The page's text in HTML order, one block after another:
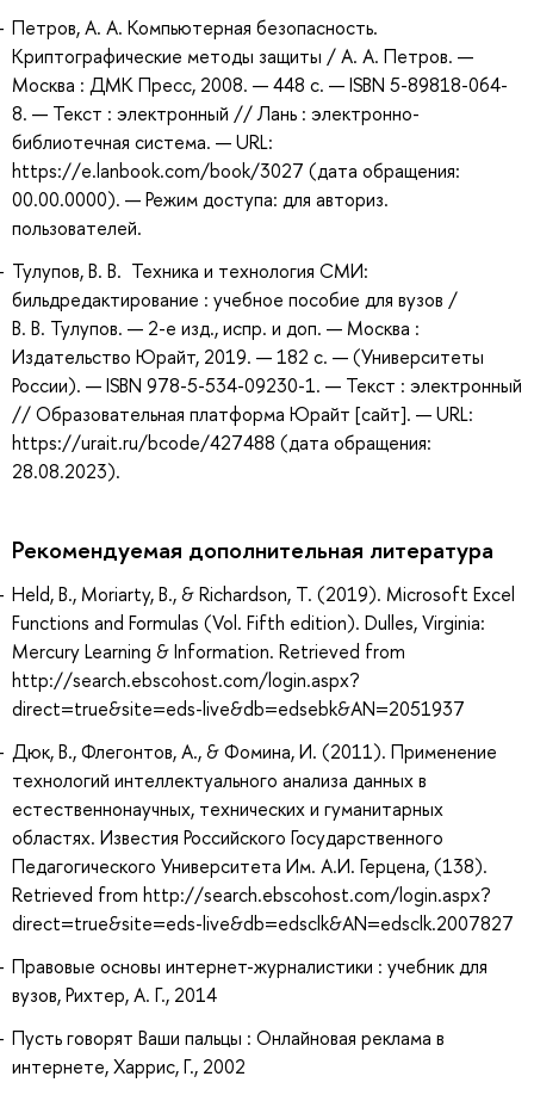
Петров, А. А. Компьютерная безопасность.
Криптографические методы защиты / А. А. Петров. —
Москва : ДМК Пресс, 2008. — 448 с. — ISBN 5-89818-064-
8. — Текст : электронный // Лань : электронно-
библиотечная система. — URL:
https://e.lanbook.com/book/3027 (дата обращения:
00.00.0000). — Режим доступа: для авториз.
пользователей.
Тулупов, В. В. Техника и технология СМИ:
бильдредактирование : учебное пособие для вузов /
В. В. Тулупов. — 2-е изд., испр. и доп. — Москва :
Издательство Юрайт, 2019. — 182 с. — (Университеты
России). — ISBN 978-5-534-09230-1. — Текст : электронный
// Образовательная платформа Юрайт [сайт]. — URL:
https://urait.ru/bcode/427488 (дата обращения:
28.08.2023).
Рекомендуемая дополнительная литература
Held, B., Moriarty, B., & Richardson, T. (2019). Microsoft Excel
Functions and Formulas (Vol. Fifth edition). Dulles, Virginia:
Mercury Learning & Information. Retrieved from
http://search.ebscohost.com/login.aspx?
direct=true&site=eds-live&db=edsebk&AN=2051937
Дюк, В., Флегонтов, А., & Фомина, И. (2011). Применение
технологий интеллектуального анализа данных в
естественнонаучных, технических и гуманитарных
областях. Известия Российского Государственного
Педагогического Университета Им. А.И. Герцена, (138).
Retrieved from http://search.ebscohost.com/login.aspx?
direct=true&site=eds-live&db=edsclk&AN=edsclk.2007827
Правовые основы интернет-журналистики : учебник для
вузов, Рихтер, А. Г., 2014
Пусть говорят Ваши пальцы : Онлайновая реклама в
интернете, Харрис, Г., 2002